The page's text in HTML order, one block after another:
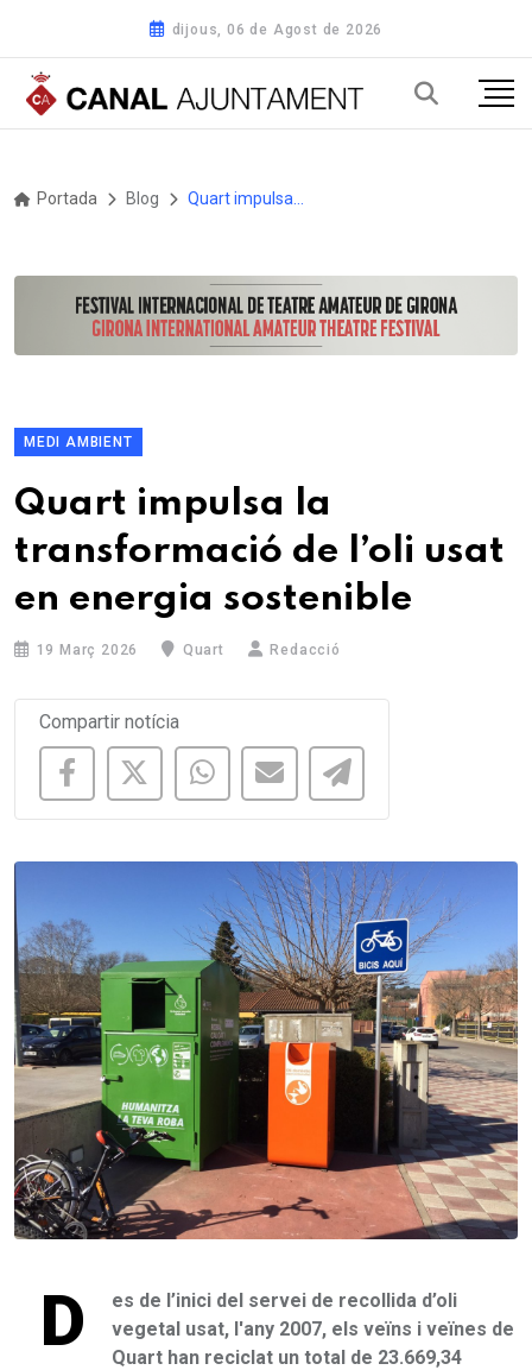
dijous, 06 de Agost de 2026
Portada Blog
MEDI AMBIENT
Quart impulsa la
transformació de l’oli usat
en energia sostenible
19 Març 2026 Quart Redacció
Compartir notícia
D
es de l’inici del servei de recollida d’oli
vegetal usat, l'any 2007, els veïns i veïnes de
Quart han reciclat un total de 23.669,34